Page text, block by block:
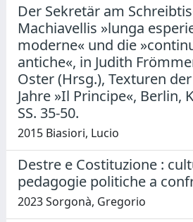
Der Sekretär am
Machiavellis »lunga
moderne« und die
antiche«, in Judith
Oster (Hrsg.), Texturen
Jahre »Il Principe«, Berlin,
SS. 35-50.
2015 Biasiori, Lucio
Destre e Costituzione :
pedagogie politiche a
2023 Sorgonà, Gregorio